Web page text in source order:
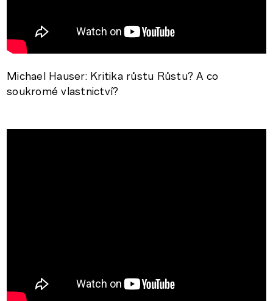
http://www.youtube.com/watch?
v=pkIoN_7wWzY&feature=related
Michael Hauser: Kritika růstu Růstu? A co
soukromé vlastnictví?
http://www.youtube.com/watch?
v=xgIzGPydonU&feature=related